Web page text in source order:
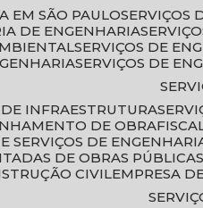
EM SÃO PAULO
DE ENGENHARIA
SERVIÇOS DE
SERVIÇOS DE
DE INFRAESTRUTURA
DE OBRA
SERVIÇOS DE
DE OBRAS PÚBLICAS
CIVIL EMPRESA